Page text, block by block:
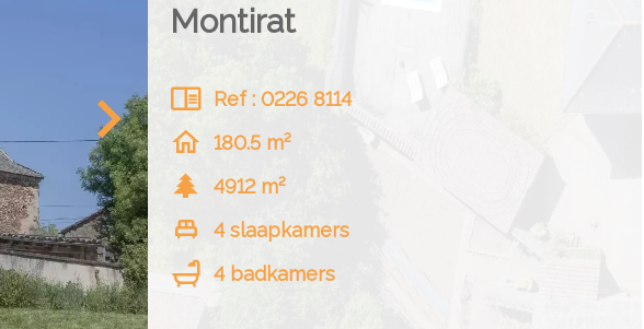
Montirat
Ref : 0226 8114
180.5 m²
4912 m²
4 slaapkamers
4 badkamers